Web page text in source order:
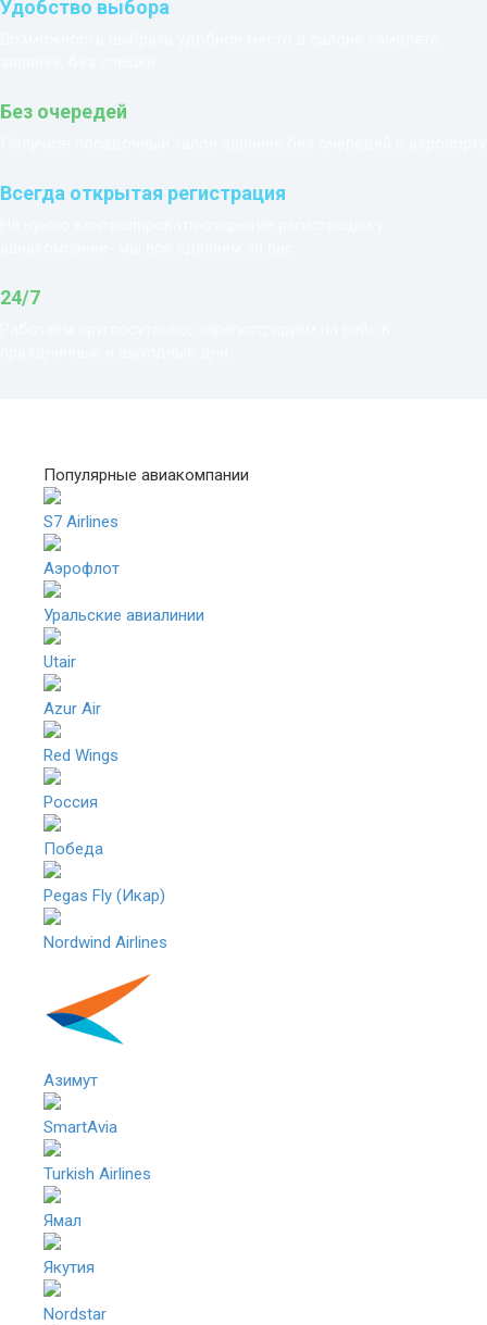
Удобство выбора
Без очередей
Всегда открытая регистрация
24/7
Популярные авиакомпании
S7 Airlines
Аэрофлот
Уральские авиалинии
Utair
Azur Air
Red Wings
Россия
Победа
Pegas Fly (Икар)
Nordwind Airlines
Азимут
SmartAvia
Turkish Airlines
Ямал
Якутия
Nordstar